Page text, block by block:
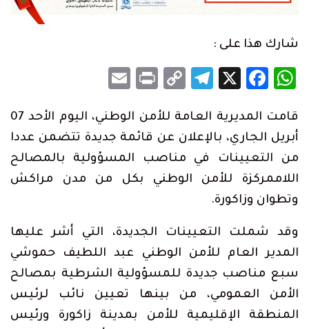
شارك هذا على :
WhatsApp
Facebook
X
Telegram
Copy
Print
قامت المديرية العامة للأمن الوطني، اليوم الأحد 07
أبريل الجاري، بالإعلان عن قائمة جديدة تتضمن عددا
من التعيينات في مناصب المسؤولية بالمصالح
اللاممركزة للأمن الوطني بكل من مدن مراكش
وتطوان وزاكورة.
وقد شملت التعيينات الجديدة، التي أشر عليها
المدير العام للأمن الوطني عبد اللطيف حموشي
سبع مناصب جديدة للمسؤولية الشرطية بمصالح
الأمن العمومي، من بينها تعيين نائب لرئيس
المنطقة الإقليمية للأمن بمدينة زاكورة ورئيس